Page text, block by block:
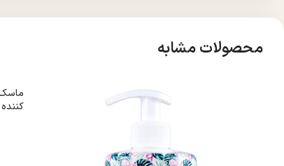
محصولات مشابه